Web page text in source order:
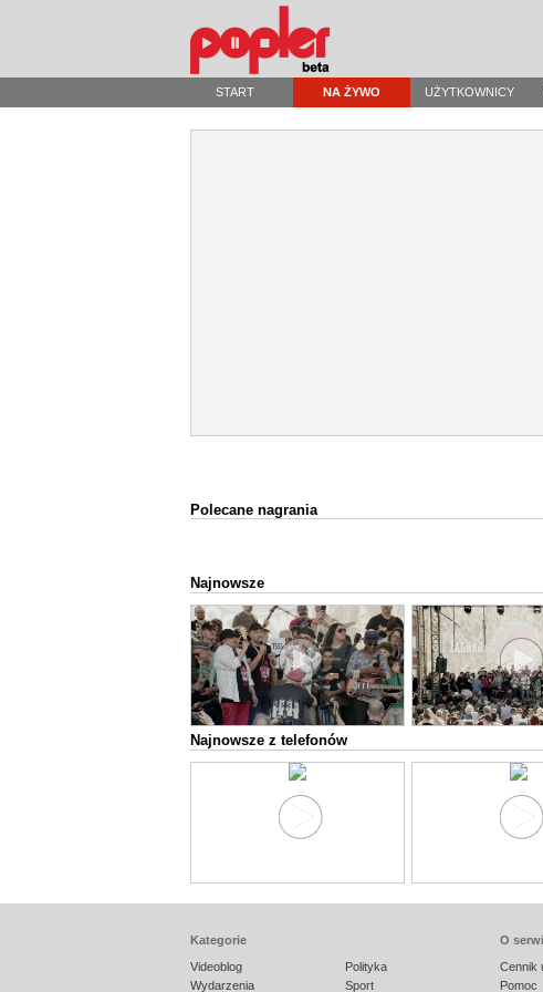
START NA ŻYWO UŻYTKOWNICY
Polecane nagrania
Najnowsze
Najnowsze z telefonów
Kategorie
Videoblog
Wydarzenia
Polityka
Sport
O
Cennik
Pomoc